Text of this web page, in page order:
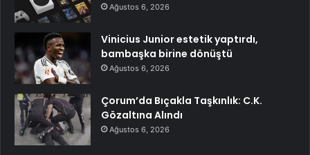
Ağustos 6, 2026
Vinicius Junior estetik yaptırdı,
bambaşka birine dönüştü
Ağustos 6, 2026
Çorum’da Bıçakla Taşkınlık: C.K.
Gözaltına Alındı
Ağustos 6, 2026